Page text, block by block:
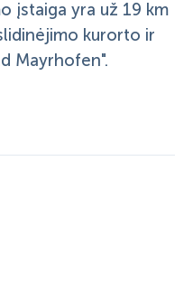
įstaiga yra už 19 km
kurorto ir
Mayrhofen".